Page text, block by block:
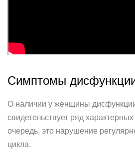
Симптомы
О наличии у женщины
свидетельствует ряд
очередь, это нарушение
цикла.